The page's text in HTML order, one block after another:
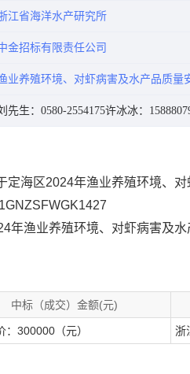
江省海洋水产研究所
金招标有限责任公司
业养殖环境、对虾病害及水产品质量
先生：0580-2554175许冰冰：
定海区2024年渔业养殖环境、
年渔业养殖环境、对虾病害及
中标（成交）金额(元)
：300000（元） 浙